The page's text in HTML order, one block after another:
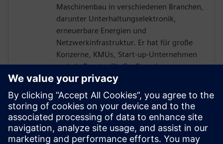
Maschinenbau in verschiedenen Branchen,
darunter Unterhaltungselektronik,
erneuerbare Energien und
Netzwerkinfrastruktur. Er hat für große
Konzerne, KMUs, Start-up-Unternehmen
und als Berater für Groß- und
Kleinserienprodukte gearbeitet und
verfügt über Erfahrung mit mehreren
verschiedenen CAD-Systemen.
Als Senior Technical Software Product
Manager gibt er die Richtung der Siemens
NX-Software für zahlreiche Anwendungen